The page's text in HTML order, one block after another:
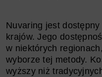
Nuvaring jest
krajów. Jego
w niektórych
wyborze tej metody.
wyższy niż